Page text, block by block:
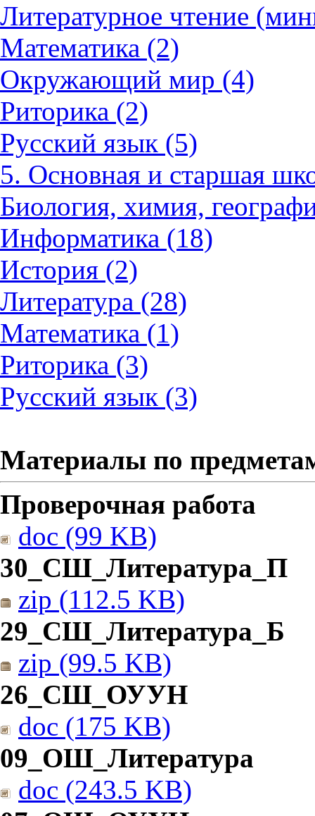
Литературное чтение
Математика (2)
Окружающий мир (4)
Риторика (2)
Русский язык (5)
5. Основная и старшая
Биология, химия,
Информатика (18)
История (2)
Литература (28)
Математика (1)
Риторика (3)
Русский язык (3)
Материалы по
Проверочная работа
doc (99 KB)
30_СШ_Литература_П
zip (112.5 KB)
29_СШ_Литература_Б
zip (99.5 KB)
26_СШ_ОУУН
doc (175 KB)
09_ОШ_Литература
doc (243.5 KB)